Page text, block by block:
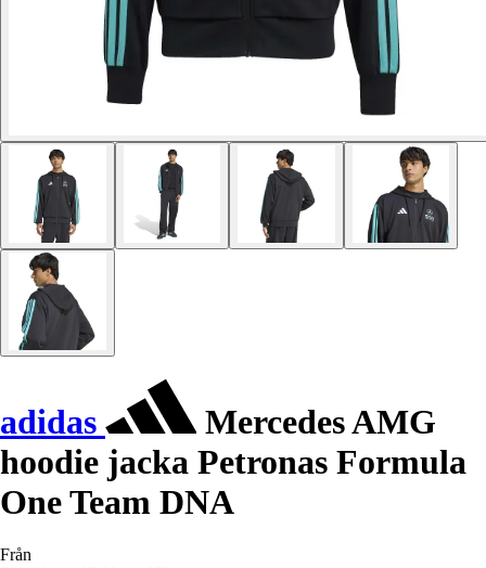
adidas
Mercedes AMG
hoodie jacka Petronas Formula
One Team DNA
Från